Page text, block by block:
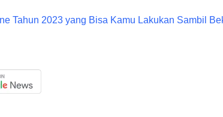
Tahun 2023 yang Bisa Kamu Lakukan Sambil